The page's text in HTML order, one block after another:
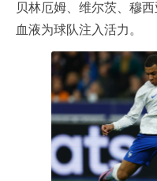
贝林厄姆、维尔茨、穆
血液为球队注入活力。